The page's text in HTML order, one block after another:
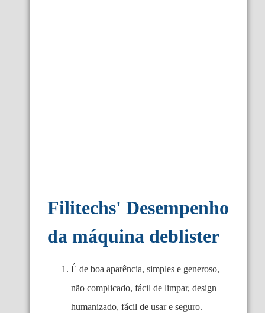
Filitechs' Desempenho
da máquina deblister
É de boa aparência, simples e generoso,
não complicado, fácil de limpar, design
humanizado, fácil de usar e seguro.